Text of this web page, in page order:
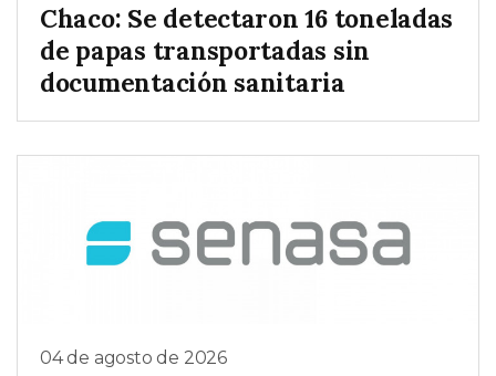
Chaco: Se detectaron 16 toneladas
de papas transportadas sin
documentación sanitaria
04 de agosto de 2026